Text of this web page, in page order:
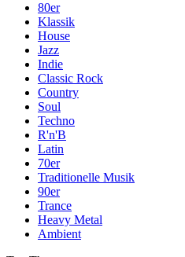
80er
Klassik
House
Jazz
Indie
Classic Rock
Country
Soul
Techno
R'n'B
Latin
70er
Traditionelle Musik
90er
Trance
Heavy Metal
Ambient